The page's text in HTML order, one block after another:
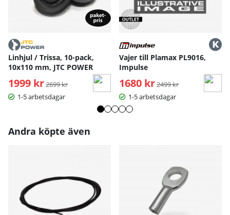
Linhjul / Trissa, 10-pack,
10x110 mm, JTC POWER
1999 kr Ordinarie pris:
2699 kr
1-5 arbetsdagar
Vajer till Plamax PL9016,
Impulse
1680 kr Ordinarie pris:
2499 kr
1-5 arbetsdagar
Andra köpte även